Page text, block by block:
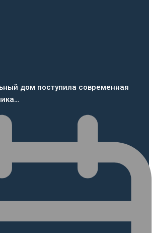
дом поступила современная